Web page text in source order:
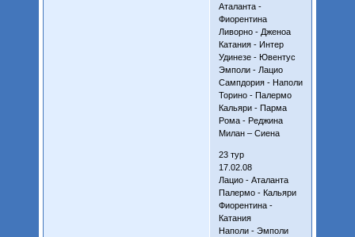
Аталанта -
Фиорентина
Ливорно - Дженоа
Катания - Интер
Удинезе - Ювентус
Эмполи - Лацио
Сампдория - Наполи
Торино - Палермо
Кальяри - Парма
Рома - Реджина
Милан – Сиена
23 тур
17.02.08
Лацио - Аталанта
Палермо - Кальяри
Фиорентина -
Катания
Наполи - Эмполи